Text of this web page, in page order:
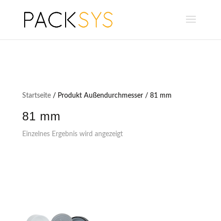
Startseite/ Produkt Außendurchmesser / 81 mm
81 mm
Einzelnes Ergebnis wird angezeigt